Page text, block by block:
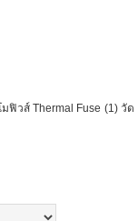
มฟิวส์ Thermal Fuse (1) วัด